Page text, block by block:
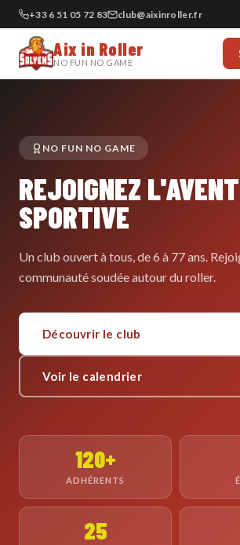
+33 6 51 05 72 83 club@aixinroller.fr
Aix in Roller
NO FUN NO GAME
NO FUN NO GAME
REJOIGNEZ
SPORTIVE
Un club ouvert à tous, de 6 à 77 ans.
communauté soudée autour du roller.
Découvrir le club
Voir le calendrier
120+
ADHÉRENTS
25